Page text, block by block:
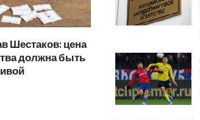
Шестаков: цена
должна быть